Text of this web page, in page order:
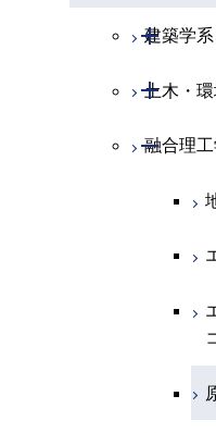
専門科目
専門科目
建築学系
開閉
土木・
開閉
融合理
開閉